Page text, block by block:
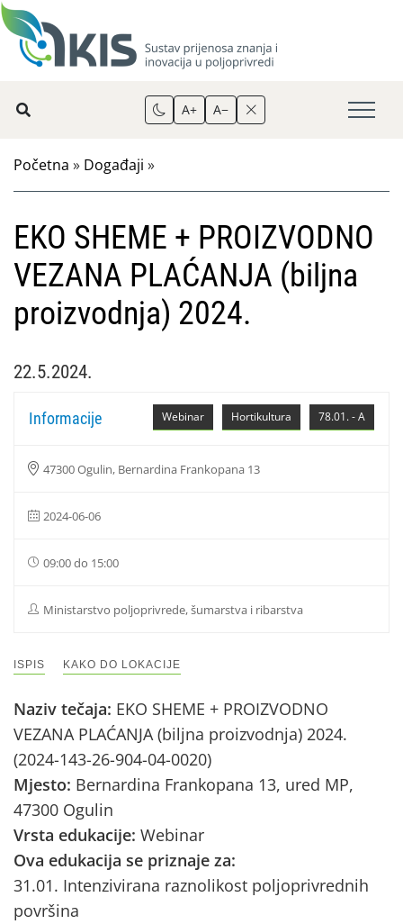
A+ A−
Početna » Događaji »
EKO SHEME + PROIZVODNO
VEZANA PLAĆANJA (biljna
proizvodnja) 2024.
22.5.2024.
78.01. - A
Hortikultura
Webinar
Informacije
47300 Ogulin, Bernardina Frankopana 13
2024-06-06
09:00 do 15:00
Ministarstvo poljoprivrede, šumarstva i ribarstva
ISPIS KAKO DO LOKACIJE
Naziv tečaja: EKO SHEME + PROIZVODNO
VEZANA PLAĆANJA (biljna proizvodnja) 2024.
(2024-143-26-904-04-0020)
Mjesto: Bernardina Frankopana 13, ured MP,
47300 Ogulin
Vrsta edukacije: Webinar
Ova edukacija se priznaje za:
31.01. Intenzivirana raznolikost poljoprivrednih
površina